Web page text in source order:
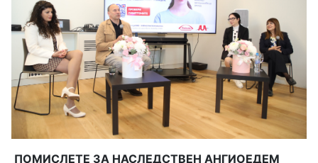
ПОМИСЛЕТЕ ЗА НАСЛЕДСТВЕН АНГИОЕДЕМ